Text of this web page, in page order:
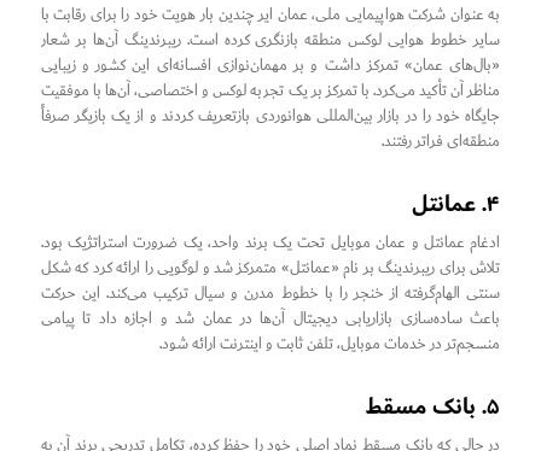
به عنوان شرکت هواپیمایی ملی، عمان ایر چندین بار هویت خود را برای رقابت با
سایر خطوط هوایی لوکس منطقه بازنگری کرده است. ریبرندینگ آن‌ها بر شعار
«بال‌های عمان» تمرکز داشت و بر مهمان‌نوازی افسانه‌ای این کشور و زیبایی
مناظر آن تأکید می‌کرد. با تمرکز بر یک تجربه لوکس و اختصاصی، آن‌ها با موفقیت
جایگاه خود را در بازار بین‌المللی هوانوردی بازتعریف کردند و از یک بازیگر صرفاً
منطقه‌ای فراتر رفتند.
۴. عمانتل
ادغام عمانتل و عمان موبایل تحت یک برند واحد، یک ضرورت استراتژیک بود.
تلاش برای ریبرندینگ بر نام «عمانتل» متمرکز شد و لوگویی را ارائه کرد که شکل
سنتی الهام‌گرفته از خنجر را با خطوط مدرن و سیال ترکیب می‌کند. این حرکت
باعث ساده‌سازی بازاریابی دیجیتال آن‌ها در عمان شد و اجازه داد تا پیامی
منسجم‌تر در خدمات موبایل، تلفن ثابت و اینترنت ارائه شود.
۵. بانک مسقط
در حالی که بانک مسقط نماد اصلی خود را حفظ کرده، تکامل تدریجی برند آن به